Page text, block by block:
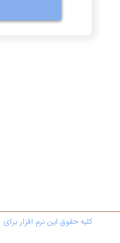
کليه حقوق اين نرم افزار برای